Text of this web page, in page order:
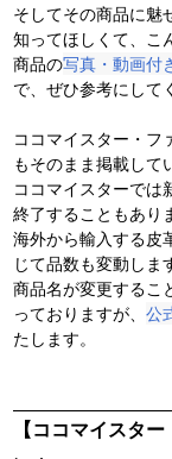
そしてその商品に魅
知ってほしくて、こ
商品の写真・動画付
で、ぜひ参考にして
ココマイスター・フ
もそのまま掲載して
ココマイスターでは
終了することもあり
海外から輸入する皮
じて品数も変動しま
商品名が変更するこ
っておりますが、公
たします。
【ココマイスタ